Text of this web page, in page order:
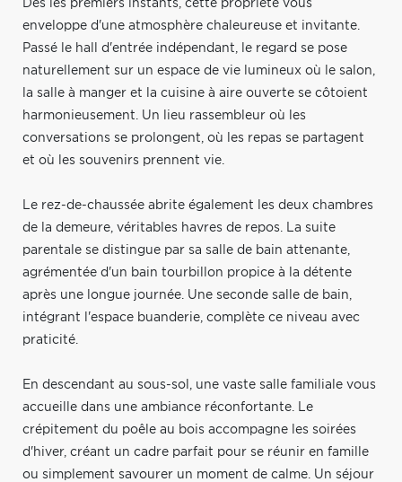
Dès les premiers instants, cette propriété vous
enveloppe d'une atmosphère chaleureuse et invitante.
Passé le hall d'entrée indépendant, le regard se pose
naturellement sur un espace de vie lumineux où le salon,
la salle à manger et la cuisine à aire ouverte se côtoient
harmonieusement. Un lieu rassembleur où les
conversations se prolongent, où les repas se partagent
et où les souvenirs prennent vie.
Le rez-de-chaussée abrite également les deux chambres
de la demeure, véritables havres de repos. La suite
parentale se distingue par sa salle de bain attenante,
agrémentée d'un bain tourbillon propice à la détente
après une longue journée. Une seconde salle de bain,
intégrant l'espace buanderie, complète ce niveau avec
praticité.
En descendant au sous-sol, une vaste salle familiale vous
accueille dans une ambiance réconfortante. Le
crépitement du poêle au bois accompagne les soirées
d'hiver, créant un cadre parfait pour se réunir en famille
ou simplement savourer un moment de calme. Un séjour